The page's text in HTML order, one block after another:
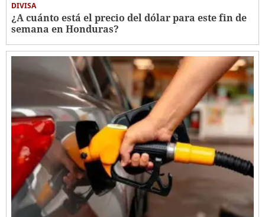
DIVISA
¿A cuánto está el precio del dólar para este fin de
semana en Honduras?